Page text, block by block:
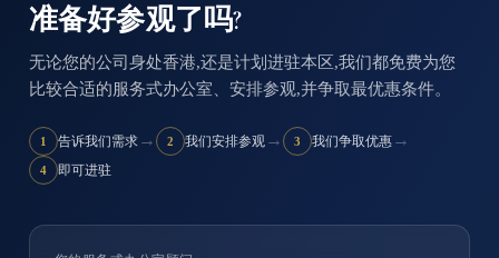
准备好参观了吗?
无论您的公司身处香港,还是计划进驻本区,我们都免费为您
比较合适的服务式办公室、安排参观,并争取最优惠条件。
1 告诉我们需求 → 2 我们安排参观 → 3 我们争取优惠 →
4 即可进驻